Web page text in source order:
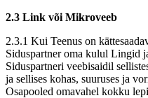
2.3 Link või Mikroveeb
2.3.1 Kui Teenus on
Siduspartner oma kulul Lingid
Siduspartneri veebisaidil
ja sellises kohas, suuruses ja
Osapooled omavahel kokku